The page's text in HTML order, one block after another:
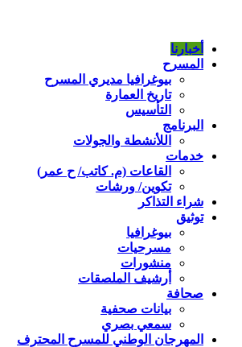
أخبارنا
المسرح
بيوغرافيا مديري المسرح
تاريخ العمارة
التأسيس
البرنامج
اللأنشطة والجولات
خدمات
القاعات (م. كاتب/ ح عمر)
تكوين/ ورشات
شراء التذاكر
توثيق
بيوغرافيا
مسرحيات
منشورات
أرشيف الملصقات
صحافة
بيانات صحفية
سمعي بصري
المهرجان الوطني للمسرح المحترف